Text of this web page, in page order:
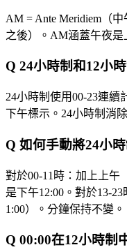
AM = Ante Meridiem（
之後）。AM涵蓋午夜是
Q 24小時制和12小
24小時制使用00-23連續
下午標示。24小時制消
Q 如何手動將24小
對於00-11時：加上上午
是下午12:00。對於13-
1:00）。分鐘保持不變。
Q 00:00在12小時制